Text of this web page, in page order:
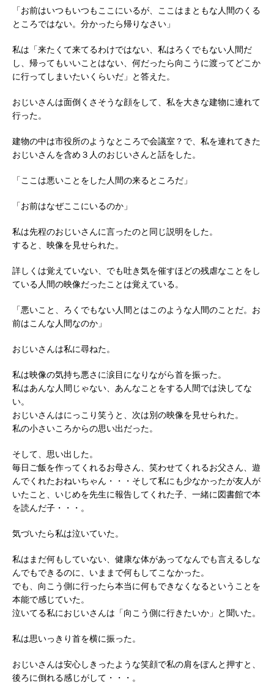
「お前はいつもいつもここにいるが、ここはまともな人間のくる
ところではない。分かったら帰りなさい」
私は「来たくて来てるわけではない、私はろくでもない人間だ
し、帰ってもいいことはない、何だったら向こうに渡ってどこか
に行ってしまいたいくらいだ」と答えた。
おじいさんは面倒くさそうな顔をして、私を大きな建物に連れて
行った。
建物の中は市役所のようなところで会議室？で、私を連れてきた
おじいさんを含め３人のおじいさんと話をした。
「ここは悪いことをした人間の来るところだ」
「お前はなぜここにいるのか」
私は先程のおじいさんに言ったのと同じ説明をした。
すると、映像を見せられた。
詳しくは覚えていない、でも吐き気を催すほどの残虐なことをし
ている人間の映像だったことは覚えている。
「悪いこと、ろくでもない人間とはこのような人間のことだ。お
前はこんな人間なのか」
おじいさんは私に尋ねた。
私は映像の気持ち悪さに涙目になりながら首を振った。
私はあんな人間じゃない、あんなことをする人間では決してな
い。
おじいさんはにっこり笑うと、次は別の映像を見せられた。
私の小さいころからの思い出だった。
そして、思い出した。
毎日ご飯を作ってくれるお母さん、笑わせてくれるお父さん、遊
んでくれたおねいちゃん・・・そして私にも少なかったが友人が
いたこと、いじめを先生に報告してくれた子、一緒に図書館で本
を読んだ子・・・。
気づいたら私は泣いていた。
私はまだ何もしていない、健康な体があってなんでも言えるしな
んでもできるのに、いままで何もしてこなかった。
でも、向こう側に行ったら本当に何もできなくなるということを
本能で感じていた。
泣いてる私におじいさんは「向こう側に行きたいか」と聞いた。
私は思いっきり首を横に振った。
おじいさんは安心しきったような笑顔で私の肩をぽんと押すと、
後ろに倒れる感じがして・・・。